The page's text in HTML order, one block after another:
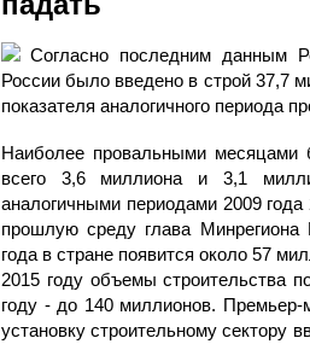
Согласно последним данным
России было введено в строй 37,7
показателя аналогичного периода
Наиболее провальными месяцами
всего 3,6 миллиона и 3,1
аналогичными периодами 2009
прошлую среду глава Минрегиона
года в стране появится около 57
2015 году объемы строительства
году - до 140 миллионов.
установку строительному сектору